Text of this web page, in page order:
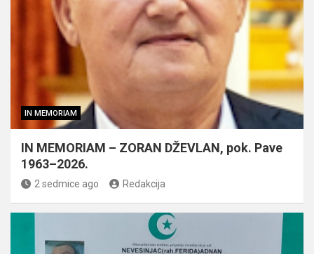
IN MEMORIAM
IN MEMORIAM – ZORAN DŽEVLAN, pok. Pave
1963–2026.
2 sedmice ago Redakcija